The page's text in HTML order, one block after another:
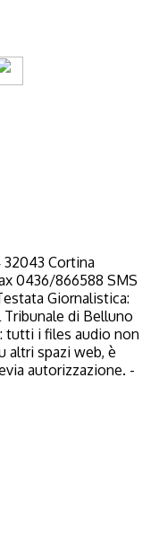
32043 Cortina
0436/866588 SMS
Giornalistica:
di Belluno
tutti i files audio non
altri spazi web, è
autorizzazione. -